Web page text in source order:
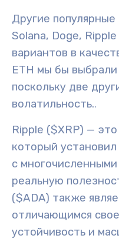
Другие
Solana, Doge,
вариантов в
ETH мы бы выбрали
поскольку две
волатильность..
Ripple ($XRP) —
который
с
реальную
($ADA) также
отличающимся
устойчивость и